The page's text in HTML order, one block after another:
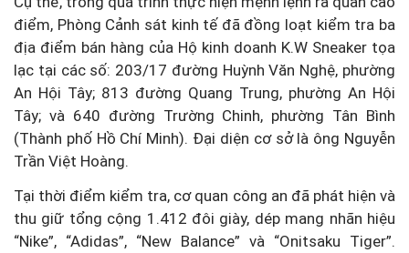
điểm, Phòng Cảnh sát kinh tế đã đồng loạt kiểm tra ba
địa điểm bán hàng của Hộ kinh doanh K.W Sneaker tọa
lạc tại các số: 203/17 đường Huỳnh Văn Nghệ, phường
An Hội Tây; 813 đường Quang Trung, phường An Hội
Tây; và 640 đường Trường Chinh, phường Tân Bình
(Thành phố Hồ Chí Minh). Đại diện cơ sở là ông Nguyễn
Trần Việt Hoàng.
Tại thời điểm kiểm tra, cơ quan công an đã phát hiện và
thu giữ tổng cộng 1.412 đôi giày, dép mang nhãn hiệu
“Nike”, “Adidas”, “New Balance” và “Onitsaku Tiger”.